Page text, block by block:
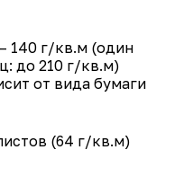
140 г/кв.м (один
до 210 г/кв.м)
от вида бумаги
(64 г/кв.м)